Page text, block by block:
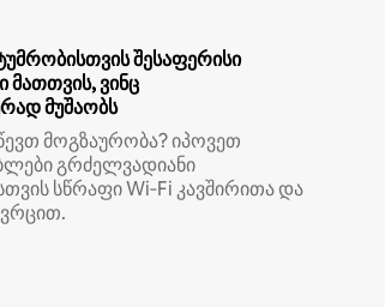
შესაფერისი
მათთვის, ვინც
მუშაობს
მოგზაურობა? იპოვეთ
გრძელვადიანი
სწრაფი Wi‑Fi კავშირითა და